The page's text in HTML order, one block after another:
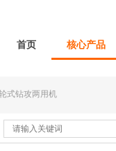
首页 核心产品
式钻攻两用机